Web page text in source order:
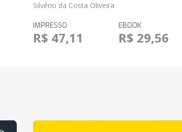
Silvério da Costa Oliveira
IMPRESSO
R$ 47,11
EBOOK
R$ 29,56